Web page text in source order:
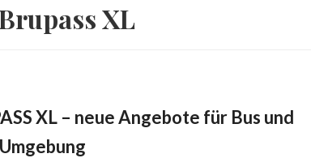
XL
XL – neue Angebote für Bus und